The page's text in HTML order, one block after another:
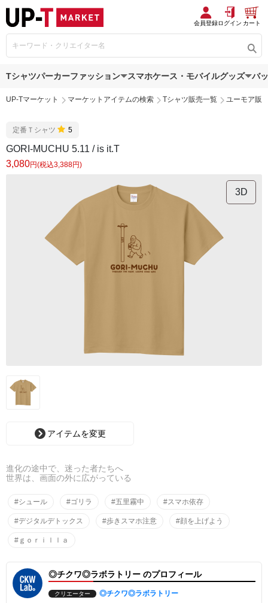
会員登録ログイン カート
Tシャツパーカーファッション スマホケース・モバイルグッズ バ
UP-Tマーケット マーケットアイテムの検索 Tシャツ販売一覧 ユーモア販
定番Ｔシャツ 5
GORI-MUCHU 5.11 / is it.T
3,080円(税込3,388円)
3D
アイテムを変更
進化の途中で、迷った者たちへ
世界は、画面の外に広がっている
#シュール #ゴリラ #五里霧中 #スマホ依存
#デジタルデトックス #歩きスマホ注意 #顔を上げよう
#ｇｏｒｉｌｌａ
◎チクワ◎ラボラトリー のプロフィール
クリエーター ◎チクワ◎ラボラトリー